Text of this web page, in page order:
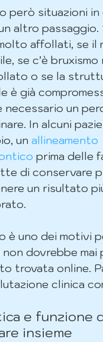
però situazioni in
altro passaggio.
affollati, se il
se c’è bruxismo
o se la
è già
necessario un
In alcuni
un allineamento
prima delle
di conservare
un risultato
è uno dei motivi
dovrebbe mai
trovata online.
clinica
e funzione
insieme